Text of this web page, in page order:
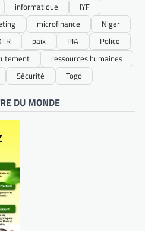
informatique
IYF
microfinance
Niger
paix PIA
Police
ressources humaines
Sécurité Togo
DU MONDE